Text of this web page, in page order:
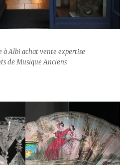
à Albi achat vente expertise
de Musique Anciens